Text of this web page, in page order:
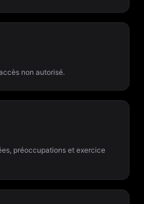
non autorisé.
préoccupations et exercice